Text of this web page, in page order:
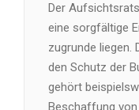
Der
eine sorgfältige
zugrunde liegen.
den Schutz der
gehört
Beschaffung